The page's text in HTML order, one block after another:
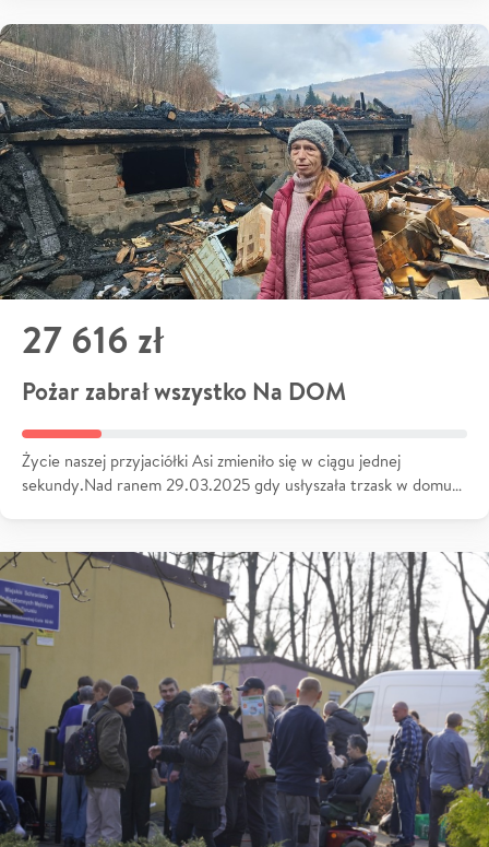
27 616 zł
Pożar zabrał wszystko Na DOM
Życie naszej przyjaciółki Asi zmieniło się w ciągu jednej
sekundy.Nad ranem 29.03.2025 gdy usłyszała trzask w domu…